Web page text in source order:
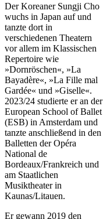
Der Koreaner Sungji Cho
wuchs in Japan auf und
tanzte dort in
verschiedenen Theatern
vor allem im Klassischen
Repertoire wie
»Dornröschen«, »La
Bayadère«, »La Fille mal
Gardée« und »Giselle«.
2023/24 studierte er an der
European School of Ballet
(ESB) in Amsterdam und
tanzte anschließend in den
Balletten der Opéra
National de
Bordeaux/Frankreich und
am Staatlichen
Musiktheater in
Kaunas/Litauen.
Er gewann 2019 den